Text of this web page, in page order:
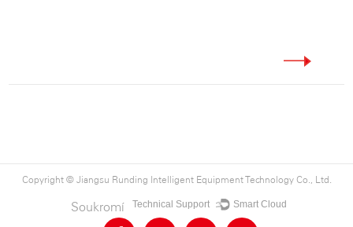
Copyright © Jiangsu Runding Intelligent Equipment Technology Co., Ltd.
Soukromí Technical Support ： Smart Cloud